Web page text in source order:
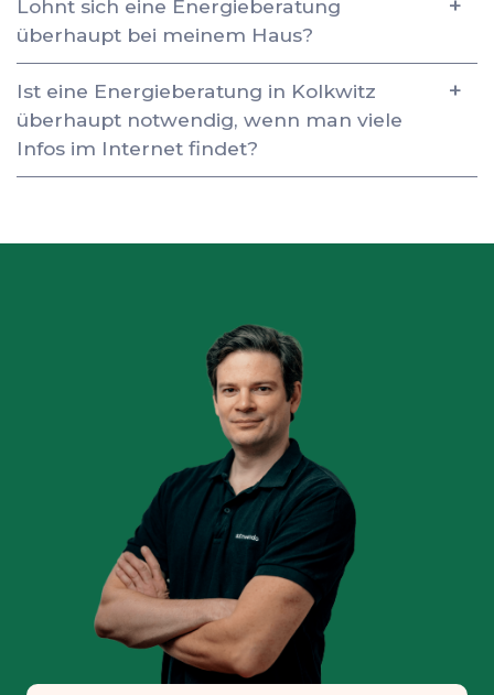
Lohnt sich eine Energieberatung
überhaupt bei meinem Haus?
Ist eine Energieberatung in Kolkwitz
überhaupt notwendig, wenn man viele
Infos im Internet findet?